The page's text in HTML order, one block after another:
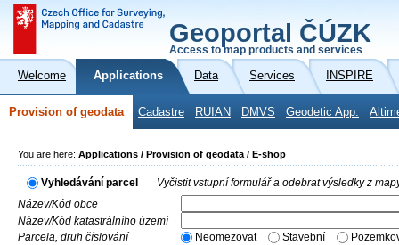
Geoportal ČÚZK
Access to map products and services
Welcome Applications Data Services INSPIRE
Provision of geodata Cadastre RUIAN DMVS Geodetic App.
You are here: Applications / Provision of geodata / E-shop
Vyhledávání parcel
Vyčistit vstupní formulář a odebrat výsledky z
Název/Kód obce
Název/Kód katastrálního území
Parcela, druh číslování
Neomezovat Stavební